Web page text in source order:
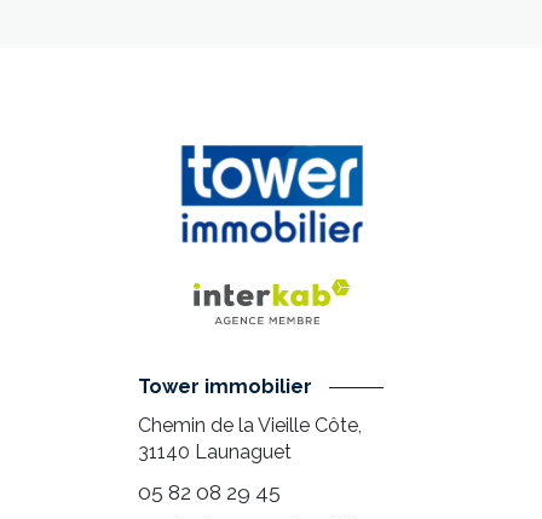
Tower immobilier
Chemin de la Vieille Côte,
31140 Launaguet
05 82 08 29 45